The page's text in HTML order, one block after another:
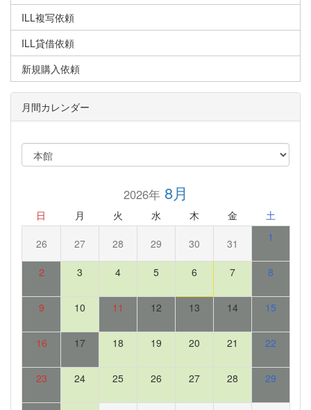
ILL複写依頼
ILL貸借依頼
新規購入依頼
月間カレンダー
2026年8月
日 月 火 水 木 金 土
26 27 28 29 30 31 1
2 3 4 5 6 7 8
9 10 11 12 13 14 15
16 17 18 19 20 21 22
23 24 25 26 27 28 29